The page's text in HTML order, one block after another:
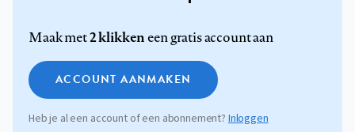
Maak met2 klikkeneen gratis account aan
ACCOUNT AANMAKEN
Heb je al een account of een abonnement?Inloggen